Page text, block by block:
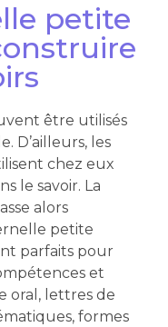
petite
être utilisés
D’ailleurs, les
chez eux
le savoir. La
alors
petite
parfaits pour
et
oral, lettres de
formes